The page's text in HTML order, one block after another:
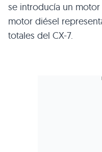
se introducía un
motor diésel
totales del CX-7.